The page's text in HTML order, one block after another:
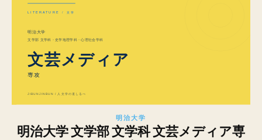
明治大学
明治大学 文学部 文学科 文芸メディア専